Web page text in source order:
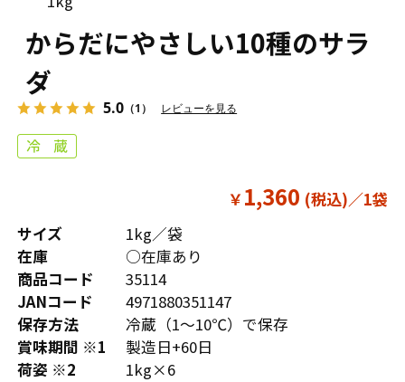
からだにやさしい10種のサラ
ダ
5.0 （1） レビューを見る
￥ 1,360
サイズ 1kg／袋
商品コード 35114
在庫 ○在庫あり
JANコード
4971880351147
保存方法
冷蔵（1～10℃）で保存
賞味期間 ※1
製造日+60日
荷姿 ※2
1kg×6